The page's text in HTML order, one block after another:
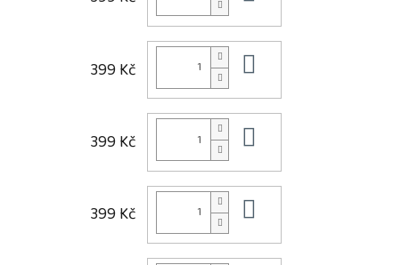
399 Kč
399 Kč
399 Kč